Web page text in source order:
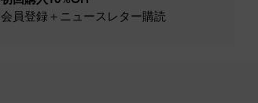
会員登録＋ニュースレター購読